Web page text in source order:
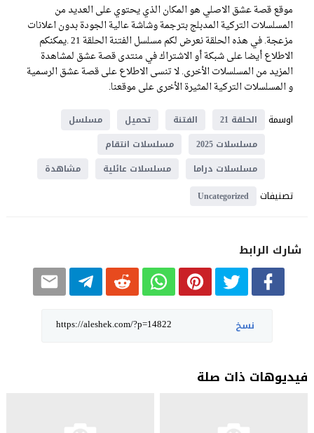
موقع قصة عشق الاصلي هو المكان الذي يحتوي على العديد من
المسلسلات التركية المدبلج بترجمة وشاشة عالية الجودة بدون اعلانات
مزعجة. في هذه الحلقة نعرض لكم مسلسل الفتنة الحلقة 21 .يمكنكم
الاطلاع أيضا على شبكة أو الاشتراك في منتدى قصة عشق لمشاهدة
المزيد من المسلسلات الأخرى. لا تنسى الاطلاع على قصة عشق الرسمية
و المسلسلات التركية المثيرة الأخرى على موقعنا.
اوسمة
الحلقة 21 الفتنة تحميل
مسلسل
مسلسلات 2025
مسلسلات انتقام
مسلسلات دراما
مسلسلات عائلية مشاهدة
تصنيفات Uncategorized
شارك الرابط
نسخ
فيديوهات ذات صلة